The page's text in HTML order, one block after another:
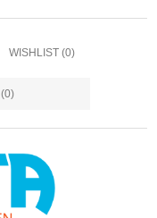
WISHLIST (0)
(0)